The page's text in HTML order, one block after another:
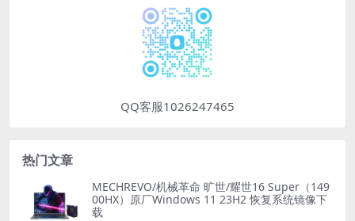
QQ客服1026247465
热门文章
MECHREVO/机械革命 旷世/耀世16 Super（149
00HX）原厂Windows 11 23H2 恢复系统镜像下
载